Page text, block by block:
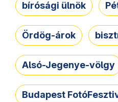
bírósági ülnök
Ördög-árok
Alsó-Jegenye-völgy
Budapest